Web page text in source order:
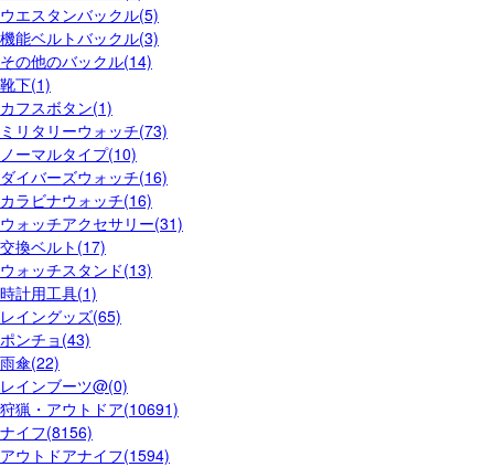
ウエスタンバックル(5)
機能ベルトバックル(3)
その他のバックル(14)
靴下(1)
カフスボタン(1)
ミリタリーウォッチ(73)
ノーマルタイプ(10)
ダイバーズウォッチ(16)
カラビナウォッチ(16)
ウォッチアクセサリー(31)
交換ベルト(17)
ウォッチスタンド(13)
時計用工具(1)
レイングッズ(65)
ポンチョ(43)
雨傘(22)
レインブーツ@(0)
狩猟・アウトドア(10691)
ナイフ(8156)
アウトドアナイフ(1594)